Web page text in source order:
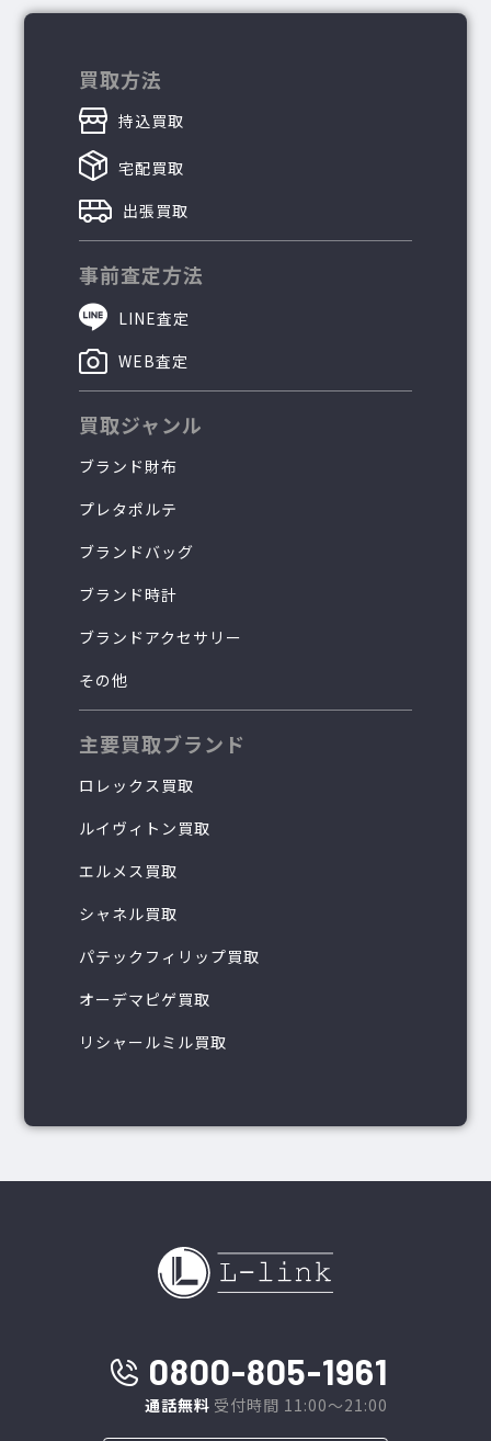
買取方法
持込買取
宅配買取
出張買取
事前査定方法
LINE査定
WEB査定
買取ジャンル
ブランド財布
プレタポルテ
ブランドバッグ
ブランド時計
ブランドアクセサリー
その他
主要買取ブランド
ロレックス買取
ルイヴィトン買取
エルメス買取
シャネル買取
パテックフィリップ買取
オーデマピゲ買取
リシャールミル買取
0800-805-1961
通話無料 受付時間 11:00～21:00